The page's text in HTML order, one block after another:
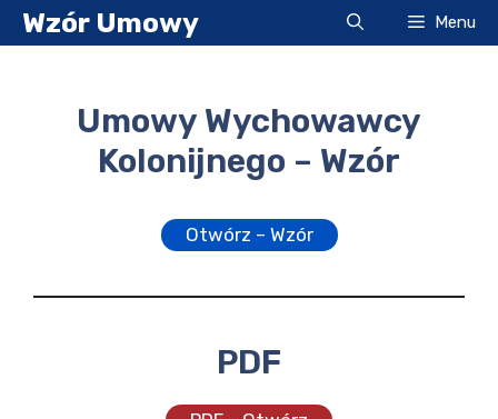
Przejdź
do
Wzór Umowy Menu
Umowy Wychowawcy
Kolonijnego – Wzór
Otwórz – Wzór
PDF